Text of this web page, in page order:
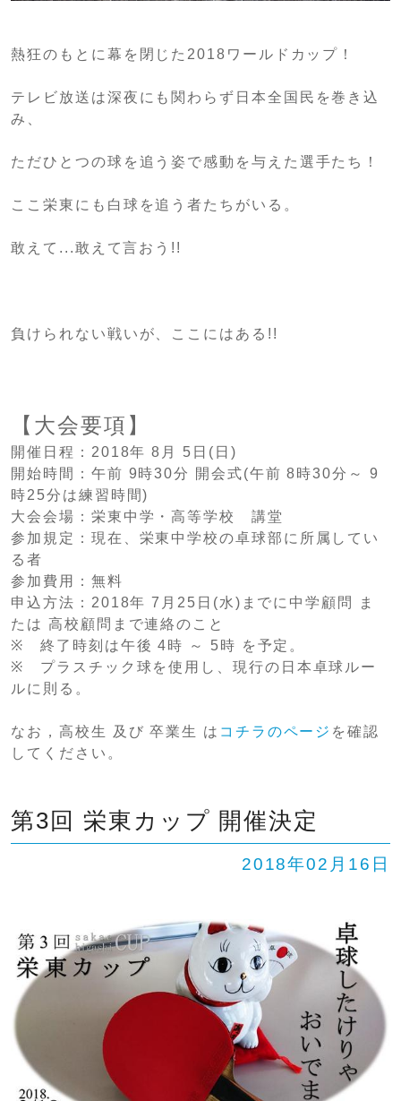
熱狂のもとに幕を閉じた2018ワールドカップ！
テレビ放送は深夜にも関わらず日本全国民を巻き込
み、
ただひとつの球を追う姿で感動を与えた選手たち！
ここ栄東にも白球を追う者たちがいる。
敢えて...敢えて言おう!!
負けられない戦いが、ここにはある!!
【大会要項】
開催日程：2018年 8月 5日(日)
開始時間：午前 9時30分 開会式(午前 8時30分～ 9
時25分は練習時間)
大会会場：栄東中学・高等学校 講堂
参加規定：現在、栄東中学校の卓球部に所属してい
る者
参加費用：無料
申込方法：2018年 7月25日(水)までに中学顧問 ま
たは 高校顧問まで連絡のこと
※ 終了時刻は午後 4時 ～ 5時 を予定。
※ プラスチック球を使用し、現行の日本卓球ルー
ルに則る。
なお，高校生 及び 卒業生 は コチラのページ を確認
してください。
第3回 栄東カップ 開催決定
2018年02月16日